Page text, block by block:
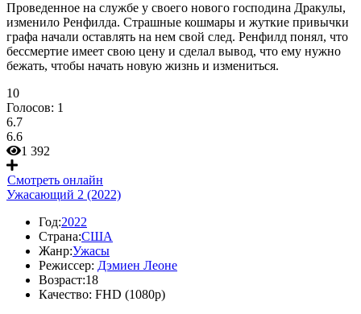
Проведенное на службе у своего нового господина Дракулы,
изменило Ренфилда. Страшные кошмары и жуткие привычки
графа начали оставлять на нем свой след. Ренфилд понял, что
бессмертие имеет свою цену и сделал вывод, что ему нужно
бежать, чтобы начать новую жизнь и измениться.
10
Голосов: 1
6.7
6.6
1 392
Смотреть онлайн
Ужасающий 2 (2022)
Год:2022
Страна:США
Жанр:Ужасы
Режиссер: Дэмиен Леоне
Возраст:18
Качество: FHD (1080p)